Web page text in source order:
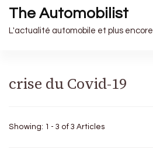
The Automobilist
L'actualité automobile et plus encore
crise du Covid-19
Showing: 1 - 3 of 3 Articles